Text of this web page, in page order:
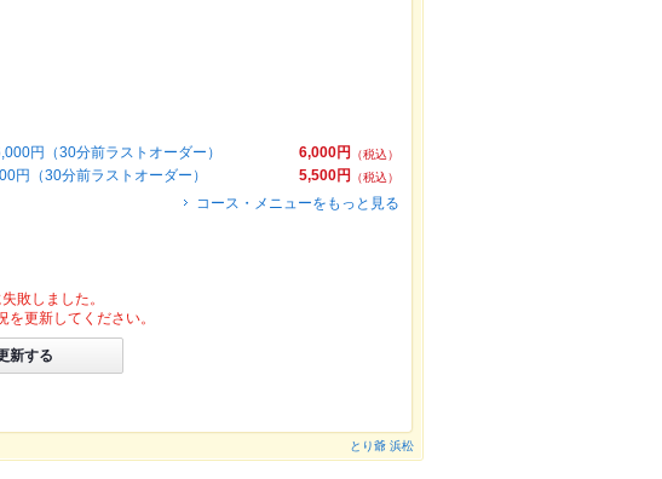
6,000円
（税込）
円（30分前ラストオーダー）
5,500円
（税込）
円（30分前ラストオーダー）
コース・メニューをもっと見る
敗しました。
更新してください。
新する
とり爺 浜松